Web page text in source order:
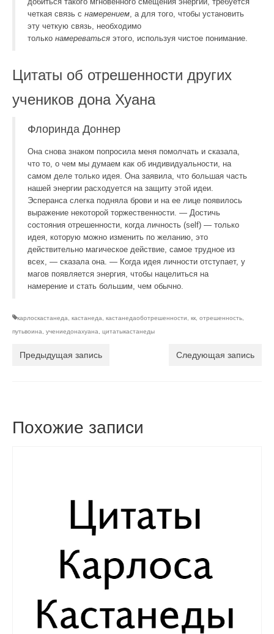
добиться такого мгновенного смещения энергии, требуется
четкая связь с намерением, а для того, чтобы установить
эту четкую связь, необходимо
только намереваться этого, используя чистое понимание.
Цитаты об отрешенности других
учеников дона Хуана
Флоринда Доннер
Она снова знаком попросила меня помолчать и сказала,
что то, о чем мы думаем как об индивидуальности, на
самом деле только идея. Она заявила, что большая часть
нашей энергии расходуется на защиту этой идеи.
Эсперанса слегка подняла брови и на ее лице появилось
выражение некоторой торжественности. — Достичь
состояния отрешенности, когда личность (self) — только
идея, которую можно изменить по желанию, это
действительно магическое действие, самое трудное из
всех, — сказала она. — Когда идея личности отступает, у
магов появляется энергия, чтобы нацелиться на
намерение и стать большим, чем обычно.
карлоскастанеда кастанеда кастанедаоботрешенности кк отрешенность
путьвоина
учениедонахуана цитатыкастанеды
Предыдущая запись Следующая запись
Похожие записи